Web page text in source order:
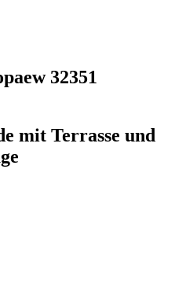
32351
mit Terrasse und